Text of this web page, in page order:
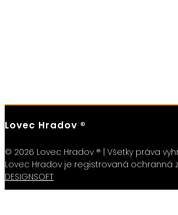
Lovec Hradov ®
© 2026 Lovec Hradov ® | Všetky práva
Lovec Hradov je registrovaná ochranná
DESIGNSOFT